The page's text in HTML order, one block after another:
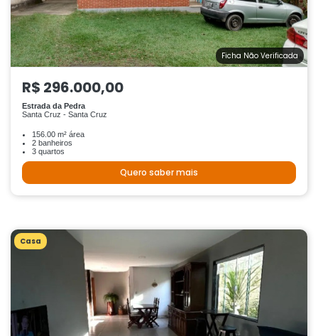
Ficha Não Verificada
R$ 296.000,00
Estrada da Pedra
Santa Cruz - Santa Cruz
156.00 m² área
2 banheiros
3 quartos
Quero saber mais
Casa